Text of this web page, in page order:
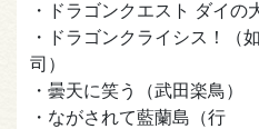
・ドラゴンクエスト ダイの
・ドラゴンクライシス！（
司
・曇天に笑う（武田楽鳥）
・ながされて藍蘭島（行